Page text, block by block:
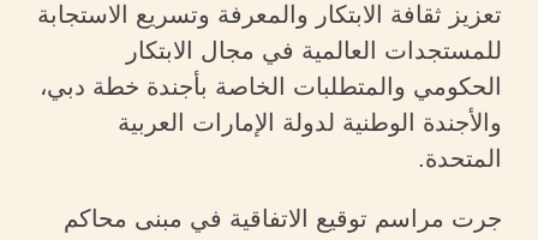
تعزيز ثقافة الابتكار والمعرفة وتسريع الاستجابة
للمستجدات العالمية في مجال الابتكار
الحكومي والمتطلبات الخاصة بأجندة خطة دبي،
والأجندة الوطنية لدولة الإمارات العربية
المتحدة.
جرت مراسم توقيع الاتفاقية في مبنى محاكم